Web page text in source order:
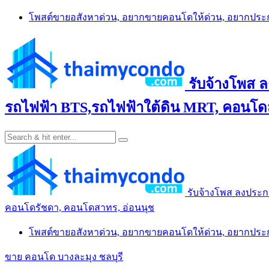
Skip
โพสต์ขายอสังหาด่วน, อยากขายคอนโดให้ด่วน, อยากปร
รับจ้างโพส
รถไฟฟ้า BTS,รถไฟฟ้าใต้ดิน MRT, คอน
รับจ้างโพส ลงประ
คอนโดรัชดา, คอนโดสาทร, อ่อนนุช
โพสต์ขายอสังหาด่วน, อยากขายคอนโดให้ด่วน, อยากปร
ขาย คอนโด บางละมุง ชลบุรี